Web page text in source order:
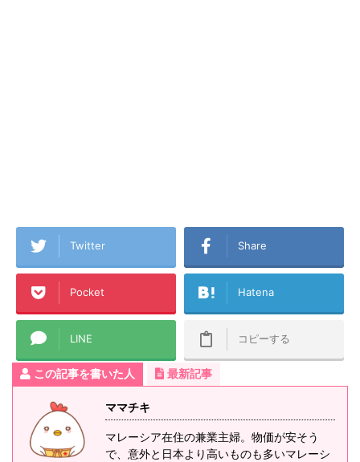
Twitter Share
Pocket Hatena
LINE コピーする
この記事を書いた人 最新記事
ママチキ
マレーシア在住の兼業主婦。物価が安そう
で、意外と日本より高いものも多いマレーシ